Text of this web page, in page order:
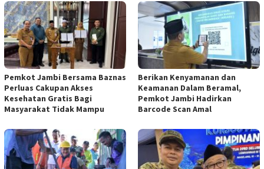
Pemkot Jambi Bersama Baznas
Perluas Cakupan Akses
Kesehatan Gratis Bagi
Masyarakat Tidak Mampu
Berikan Kenyamanan dan
Keamanan Dalam Beramal,
Pemkot Jambi Hadirkan
Barcode Scan Amal